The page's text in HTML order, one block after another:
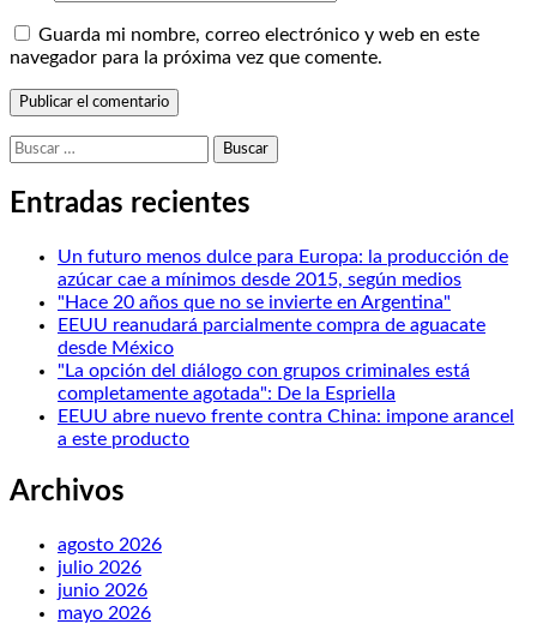
Guarda mi nombre, correo electrónico y web en este
navegador para la próxima vez que comente.
Buscar:
Entradas recientes
Un futuro menos dulce para Europa: la producción de
azúcar cae a mínimos desde 2015, según medios
"Hace 20 años que no se invierte en Argentina"
EEUU reanudará parcialmente compra de aguacate
desde México
"La opción del diálogo con grupos criminales está
completamente agotada": De la Espriella
EEUU abre nuevo frente contra China: impone arancel
a este producto
Archivos
agosto 2026
julio 2026
junio 2026
mayo 2026